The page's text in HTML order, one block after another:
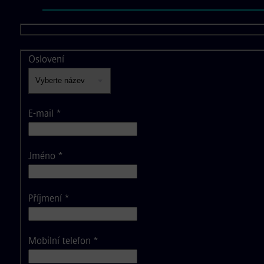
Oslovení
E-mail *
Jméno *
Příjmení *
Mobilní telefon *